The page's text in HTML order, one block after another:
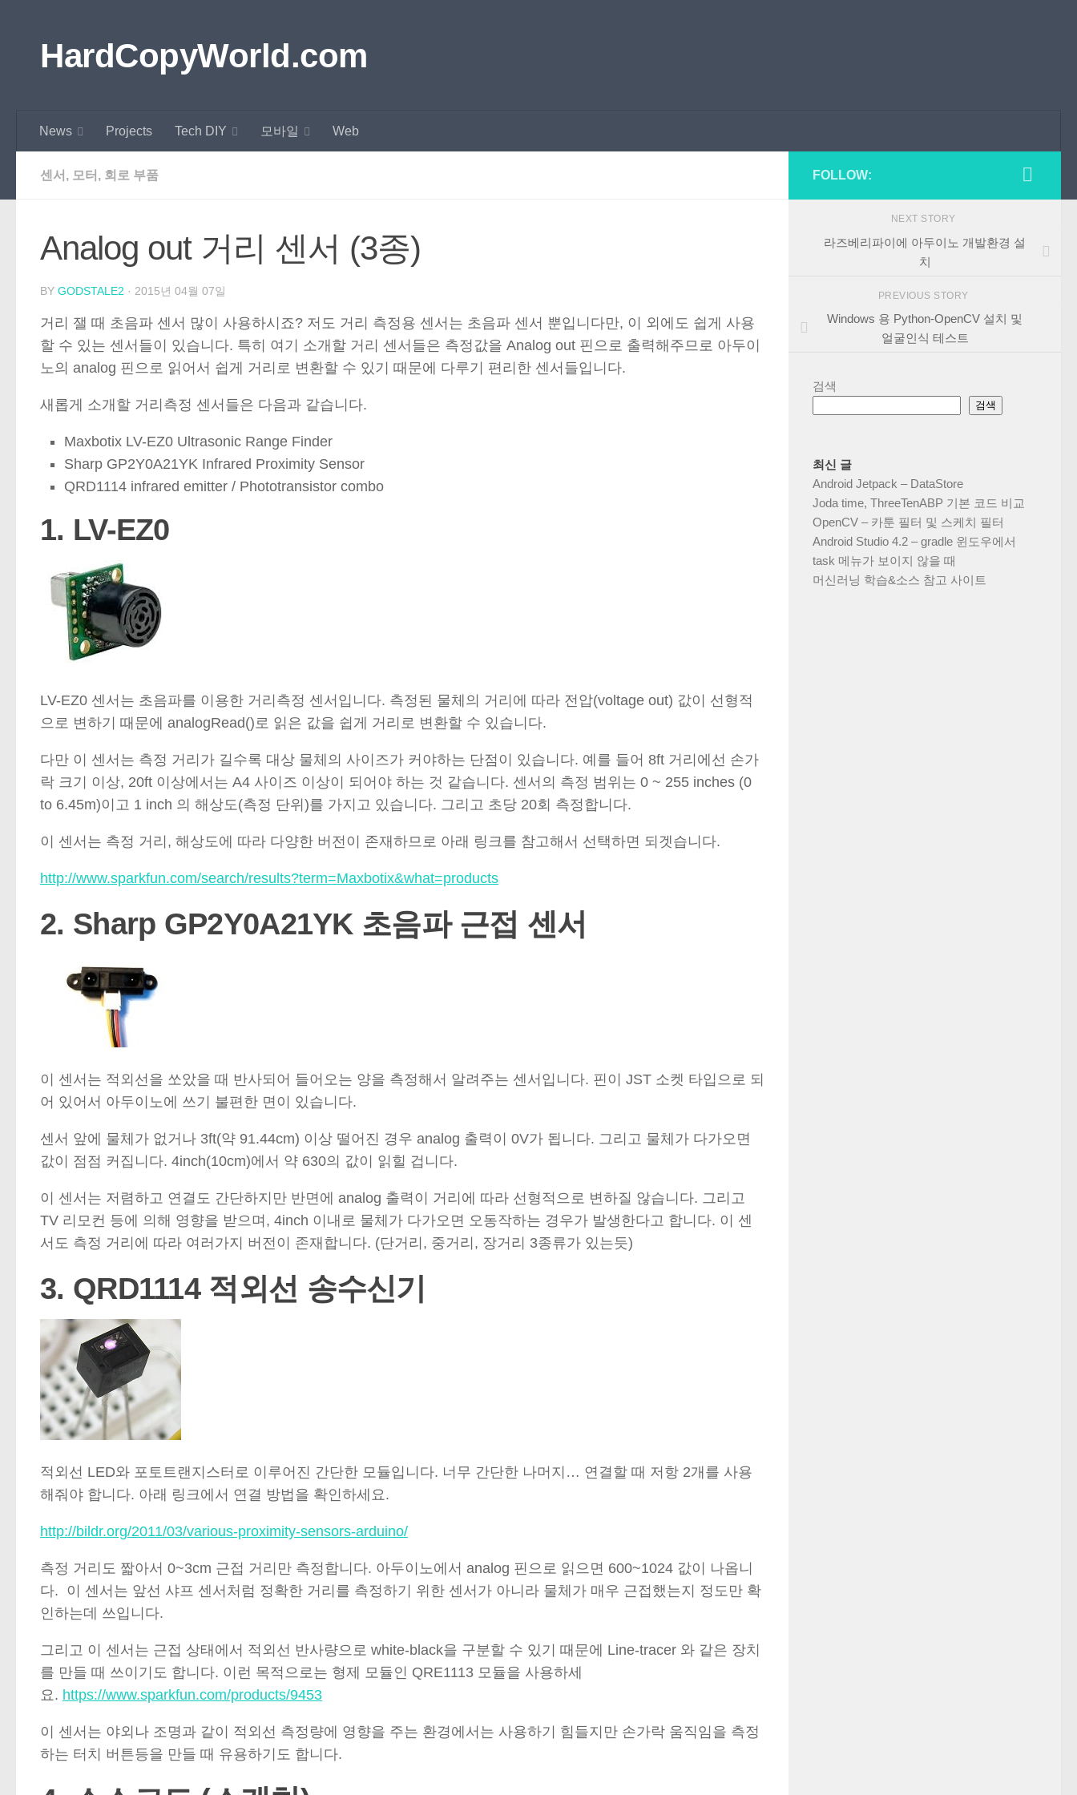
HardCopyWorld.com
News Projects Tech DIY 모바일 Web
센서, 모터, 회로 부품
Analog out 거리 센서 (3종)
BY GODSTALE2 · 2015년 04월 07일
거리 잴 때 초음파 센서 많이 사용하시죠? 저도 거리 측정용 센서는 초음파 센서 뿐입니다만, 이 외에도 쉽게 사용
할 수 있는 센서들이 있습니다. 특히 여기 소개할 거리 센서들은 측정값을 Analog out 핀으로 출력해주므로 아두이
노의 analog 핀으로 읽어서 쉽게 거리로 변환할 수 있기 때문에 다루기 편리한 센서들입니다.
새롭게 소개할 거리측정 센서들은 다음과 같습니다.
Maxbotix LV-EZ0 Ultrasonic Range Finder
Sharp GP2Y0A21YK Infrared Proximity Sensor
QRD1114 infrared emitter / Phototransistor combo
1. LV-EZ0
LV-EZ0 센서는 초음파를 이용한 거리측정 센서입니다. 측정된 물체의 거리에 따라 전압(voltage out) 값이 선형적
으로 변하기 때문에 analogRead()로 읽은 값을 쉽게 거리로 변환할 수 있습니다.
다만 이 센서는 측정 거리가 길수록 대상 물체의 사이즈가 커야하는 단점이 있습니다. 예를 들어 8ft 거리에선 손가
락 크기 이상, 20ft 이상에서는 A4 사이즈 이상이 되어야 하는 것 같습니다. 센서의 측정 범위는 0 ~ 255 inches (0
to 6.45m)이고 1 inch 의 해상도(측정 단위)를 가지고 있습니다. 그리고 초당 20회 측정합니다.
이 센서는 측정 거리, 해상도에 따라 다양한 버전이 존재하므로 아래 링크를 참고해서 선택하면 되겟습니다.
http://www.sparkfun.com/search/results?term=Maxbotix&what=products
2. Sharp GP2Y0A21YK 초음파 근접 센서
이 센서는 적외선을 쏘았을 때 반사되어 들어오는 양을 측정해서 알려주는 센서입니다. 핀이 JST 소켓 타입으로 되
어 있어서 아두이노에 쓰기 불편한 면이 있습니다.
센서 앞에 물체가 없거나 3ft(약 91.44cm) 이상 떨어진 경우 analog 출력이 0V가 됩니다. 그리고 물체가 다가오면
값이 점점 커집니다. 4inch(10cm)에서 약 630의 값이 읽힐 겁니다.
이 센서는 저렴하고 연결도 간단하지만 반면에 analog 출력이 거리에 따라 선형적으로 변하질 않습니다. 그리고
TV 리모컨 등에 의해 영향을 받으며, 4inch 이내로 물체가 다가오면 오동작하는 경우가 발생한다고 합니다. 이 센
서도 측정 거리에 따라 여러가지 버전이 존재합니다. (단거리, 중거리, 장거리 3종류가 있는듯)
3. QRD1114 적외선 송수신기
적외선 LED와 포토트랜지스터로 이루어진 간단한 모듈입니다. 너무 간단한 나머지… 연결할 때 저항 2개를 사용
해줘야 합니다. 아래 링크에서 연결 방법을 확인하세요.
http://bildr.org/2011/03/various-proximity-sensors-arduino/
측정 거리도 짧아서 0~3cm 근접 거리만 측정합니다. 아두이노에서 analog 핀으로 읽으면 600~1024 값이 나옵니
다. 이 센서는 앞선 샤프 센서처럼 정확한 거리를 측정하기 위한 센서가 아니라 물체가 매우 근접했는지 정도만 확
인하는데 쓰입니다.
그리고 이 센서는 근접 상태에서 적외선 반사량으로 white-black을 구분할 수 있기 때문에 Line-tracer 와 같은 장치
를 만들 때 쓰이기도 합니다. 이런 목적으로는 형제 모듈인 QRE1113 모듈을 사용하세
요. https://www.sparkfun.com/products/9453
이 센서는 야외나 조명과 같이 적외선 측정량에 영향을 주는 환경에서는 사용하기 힘들지만 손가락 움직임을 측정
하는 터치 버튼등을 만들 때 유용하기도 합니다.
FOLLOW:
NEXT STORY
라즈베리파이에 아두이노 개발환경 설
치
PREVIOUS STORY
Windows 용 Python-OpenCV 설치 및
얼굴인식 테스트
검색
검색
최신 글
Android Jetpack – DataStore
Joda time, ThreeTenABP 기본 코드 비교
OpenCV – 카툰 필터 및 스케치 필터
Android Studio 4.2 – gradle 윈도우에서
task 메뉴가 보이지 않을 때
머신러닝 학습&소스 참고 사이트